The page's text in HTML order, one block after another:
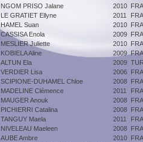
NGOM PRISO Jalane 2010 FRA
LE GRATIET Ellyne 2011
FRA
HAMEL Suan 2010 FRA
CASSISA Enola 2009 FRA
MESLIER Juliette 2010 FRA
KOBIELA Aline 2009 FRA
ALTUN Ela 2009
VERDIER Lisa 2006 FRA
SCIPIONE-DUHAMEL Chloe 2008 FRA
MADELINE Clémence 2011
FRA
MAUGER Anouk 2008 FRA
PICHIERRI Catalina 2008 FRA
TANGUY Maela 2011
FRA
NIVELEAU Maeleen 2008 FRA
AUBE Ambre 2010 FRA